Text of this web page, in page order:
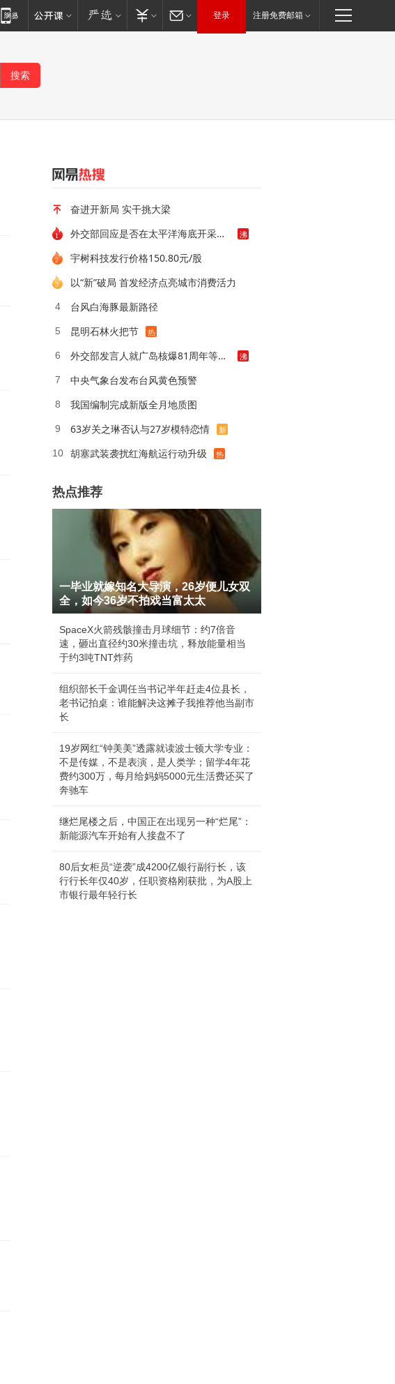
登录 注册免费邮箱
奋进开新局 实干挑大梁
外交部回应是否在太平洋海底开采稀土 沸
2
宇树科技发行价格150.80元/股
以“新”破局 首发经济点亮城市消费活力
4 台风白海豚最新路径
5 昆明石林火把节 热
6 外交部发言人就广岛核爆81周年等答记者问 沸
7 中央气象台发布台风黄色预警
8 我国编制完成新版全月地质图
9 63岁关之琳否认与27岁模特恋情 新
10 胡塞武装袭扰红海航运行动升级 热
热点推荐
一毕业就嫁知名大导演，26岁便儿女双
全，如今36岁不拍戏当富太太
SpaceX火箭残骸撞击月球细节：约7倍音
速，砸出直径约30米撞击坑，释放能量相当
于约3吨TNT炸药
组织部长千金调任当书记半年赶走4位县长，
老书记拍桌：谁能解决这摊子我推荐他当副市
长
19岁网红“钟美美”透露就读波士顿大学专业：
不是传媒，不是表演，是人类学；留学4年花
费约300万，每月给妈妈5000元生活费还买了
奔驰车
继烂尾楼之后，中国正在出现另一种“烂尾”：
新能源汽车开始有人接盘不了
80后女柜员“逆袭”成4200亿银行副行长，该
行行长年仅40岁，任职资格刚获批，为A股上
市银行最年轻行长